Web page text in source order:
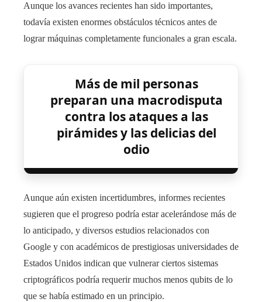
Aunque los avances recientes han sido importantes,
todavía existen enormes obstáculos técnicos antes de
lograr máquinas completamente funcionales a gran escala.
Más de mil personas
preparan una macrodisputa
contra los ataques a las
pirámides y las delicias del
odio
Aunque aún existen incertidumbres, informes recientes
sugieren que el progreso podría estar acelerándose más de
lo anticipado, y diversos estudios relacionados con
Google y con académicos de prestigiosas universidades de
Estados Unidos indican que vulnerar ciertos sistemas
criptográficos podría requerir muchos menos qubits de lo
que se había estimado en un principio.